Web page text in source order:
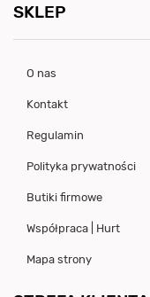
SKLEP
O nas
Kontakt
Regulamin
Polityka prywatności
Butiki firmowe
Współpraca | Hurt
Mapa strony